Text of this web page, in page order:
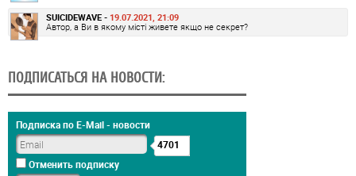
SUICIDEWAVE - 19.07.2021, 21:09
Автор, а Ви в якому місті живете якщо не секрет?
ПОДПИСАТЬСЯ НА НОВОСТИ:
Подписка по E-Mail - новости
4701
Отменить подписку